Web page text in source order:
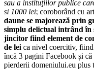
sau a instituţiilor publice
si 1000 lei; coroborând cu
daune se majorează prin
simplu delictual intrând în
jincitor fiind element de
de lei ca nivel coercitiv,
încă 3 pagini Facebook și
pierderii domeniului.eu plus